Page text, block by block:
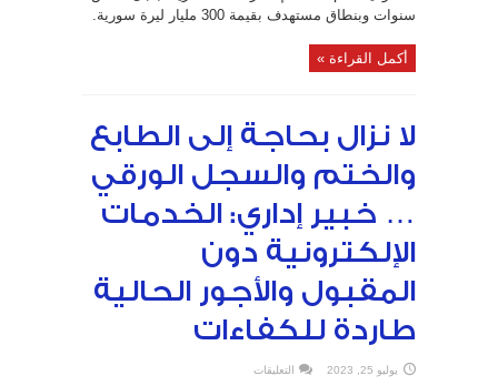
سنوات وبنطاق مستهدف بقيمة 300 مليار ليرة سورية.
أكمل القراءة »
لا نزال بحاجة إلى الطابع
والختم والسجل الورقي
… خبير إداري: الخدمات
الإلكترونية دون
المقبول والأجور الحالية
طاردة للكفاءات
يوليو 25, 2023 التعليقات